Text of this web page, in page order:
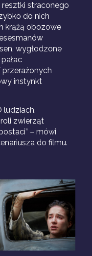
straconego
do nich
krążą obozowe
wygłodzone
przerażonych
instynkt
ludziach,
zwierząt
– mówi
do filmu.